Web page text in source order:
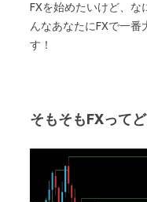
FXを始めたいけど、な
んなあなたにFXで一番
す！
そもそもFXって